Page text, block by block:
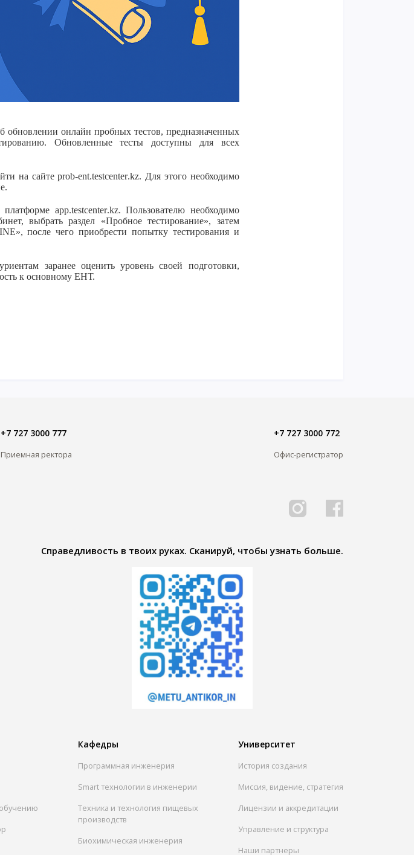
обновлении онлайн пробных тестов, предназначенных
Обновленные тесты доступны для всех
на сайтеprob-ent.testcenter.kz. Для этого необходимо
платформе app.testcenter.kz. Пользователю необходимо
выбрать раздел «Пробное тестирование», затем
», после чего приобрести попытку тестирования и
заранее оценить уровень своей подготовки,
к основному ЕНТ.
+7 727 3000 777
Приемная ректора
+7 727 3000 772
Офис-регистратор
Справедливость в твоих руках. Сканируй, чтобы узнать больше.
Кафедры
Программная инженерия
Smart технологии в инженерии
Техника и технология пищевых
производств
Биохимическая инженерия
Университет
История создания
Миссия, видение, стратегия
Лицензии и аккредитации
Управление и структура
Наши партнеры